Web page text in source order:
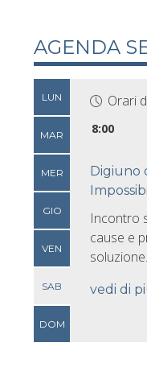
AGENDA
LUN
MAR
MER
GIO
VEN
SAB
DOM
Orari
8:00
Digiuno
Incontro
cause e
soluzione.
vedi di